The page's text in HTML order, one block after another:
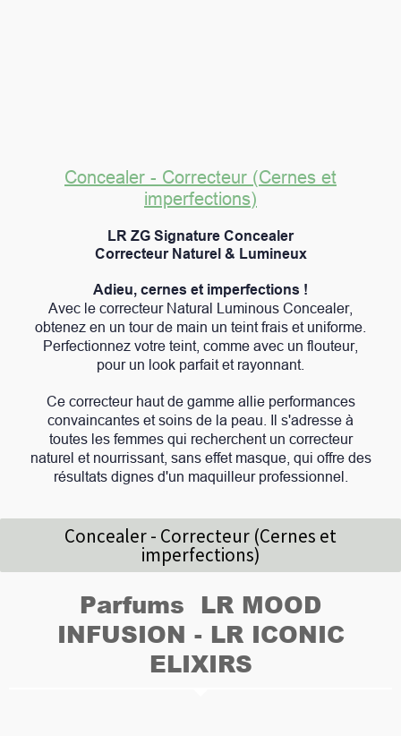
Concealer - Correcteur (Cernes et
imperfections)
LR ZG Signature Concealer
Correcteur Naturel & Lumineux
Adieu, cernes et imperfections !
Avec le correcteur Natural Luminous Concealer,
obtenez en un tour de main un teint frais et uniforme.
Perfectionnez votre teint, comme avec un flouteur,
pour un look parfait et rayonnant.
Ce correcteur haut de gamme allie performances
convaincantes et soins de la peau. Il s'adresse à
toutes les femmes qui recherchent un correcteur
naturel et nourrissant, sans effet masque, qui offre des
résultats dignes d'un maquilleur professionnel.
Concealer - Correcteur (Cernes et
imperfections)
Parfums LR MOOD
INFUSION - LR ICONIC
ELIXIRS